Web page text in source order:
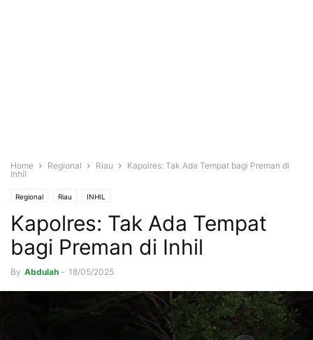
Home Regional Riau
Kapolres: Tak Ada Tempat bagi Preman di
Inhil
Regional Riau INHIL
Kapolres: Tak Ada Tempat
bagi Preman di Inhil
By Abdulah - 18/05/2025